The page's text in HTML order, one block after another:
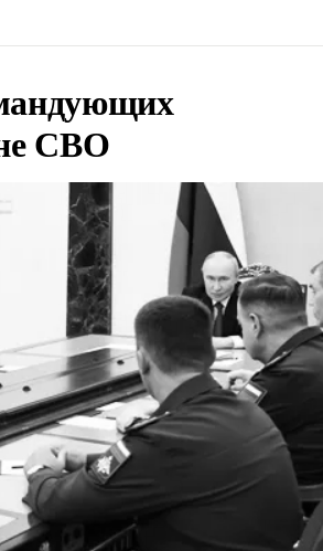
СВО